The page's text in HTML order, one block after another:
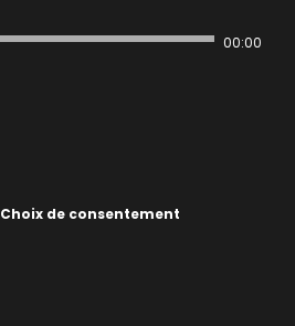
00:00
Choix de consentement